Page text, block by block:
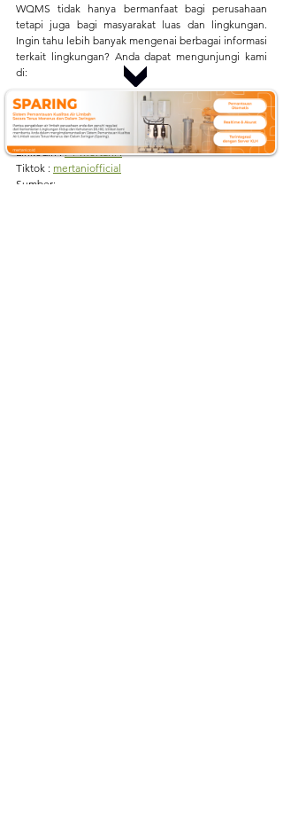
WQMS tidak hanya bermanfaat bagi perusahaan
tetapi juga bagi masyarakat luas dan lingkungan.
Ingin tahu lebih banyak mengenai berbagai informasi
terkait lingkungan? Anda dapat mengunjungi kami
di:
Website: mertani.co.id
YouTube: mertani official
Instagram: @mertani_indonesia
Linkedin : PT Mertani .
Tiktok : mertaniofficial
Sumber: